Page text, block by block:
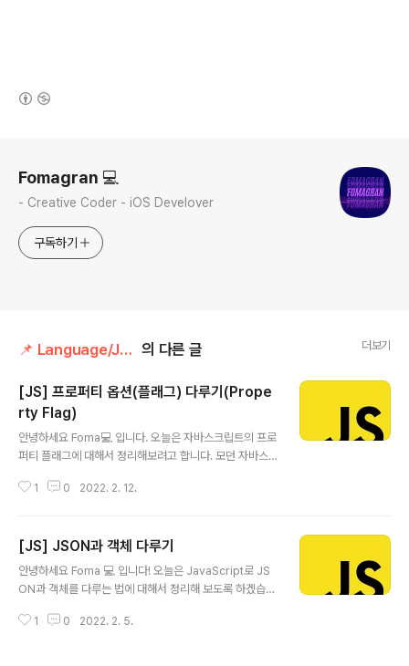
Fomagran 💻
- Creative Coder - iOS Develover
구독하기
📌 Language/Javascript 의 다른 글 더보기
[JS] 프로퍼티 옵션(플래그) 다루기(Prope
rty Flag)
안녕하세요 Foma💻 입니다. 오늘은 자바스크립트의 프로
퍼티 플래그에 대해서 정리해보려고 합니다. 모던 자바스
이해한 방식으로 적어보겠습니다! 바로 시작할게요~ Pro
티를 수정할 수 있게 설정하는 플래그 2. enumrable 해
당 프로퍼티를 나열할 수 있게 설정하는 플래그 3. config
urable 해당 프로퍼티를 삭제, 플래그 수정이 가능하게 설
etOwnPropertyDescriptor(객체,프로퍼티명)으로 확
1 0 2022. 2. 12.
[JS] JSON과 객체 다루기
안녕하세요 Foma 💻 입니다! 오늘은 JavaScript로 JS
ON과 객체를 다루는 법에 대해서 정리해 보도록 하겠습니
tringify(객체) 구문을 사용하시면 됩니다. let user = { n
1 0 2022. 2. 5.